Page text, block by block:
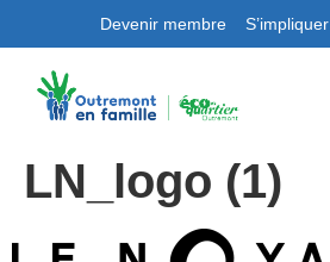
Devenir membre S’impliquer
LN_logo (1)